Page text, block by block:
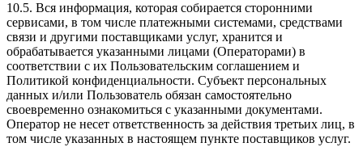
10.5. Вся информация, которая собирается сторонними
сервисами, в том числе платежными системами, средствами
связи и другими поставщиками услуг, хранится и
обрабатывается указанными лицами (Операторами) в
соответствии с их Пользовательским соглашением и
Политикой конфиденциальности. Субъект персональных
данных и/или Пользователь обязан самостоятельно
своевременно ознакомиться с указанными документами.
Оператор не несет ответственность за действия третьих лиц, в
том числе указанных в настоящем пункте поставщиков услуг.